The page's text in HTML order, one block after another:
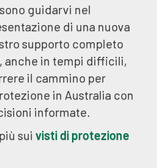
guidarvi nel
di una nuova
supporto completo
anche in tempi difficili,
il cammino per
in Australia con
informate.
sui visti di protezione